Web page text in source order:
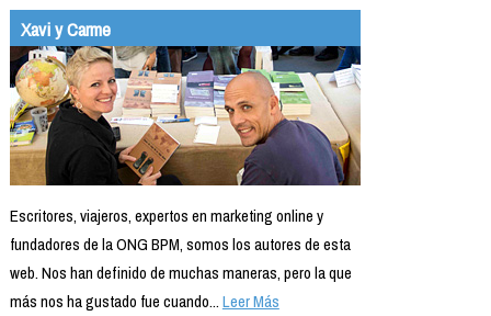
Xavi y Carme
Escritores, viajeros, expertos en marketing online y
fundadores de la ONG BPM, somos los autores de esta
web. Nos han definido de muchas maneras, pero la que
más nos ha gustado fue cuando...Leer Más